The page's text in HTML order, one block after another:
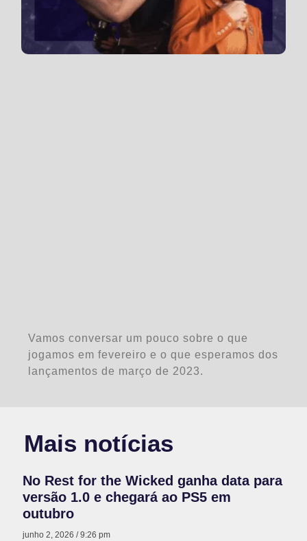
Vamos conversar um pouco sobre o que
jogamos em fevereiro e o que esperamos dos
lançamentos de março de 2023.
Mais notícias
No Rest for the Wicked ganha data para
versão 1.0 e chegará ao PS5 em
outubro
junho 2, 2026 9:26 pm